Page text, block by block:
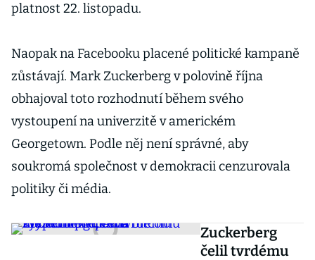
platnost 22. listopadu.
Naopak na Facebooku placené politické kampaně
zůstávají. Mark Zuckerberg v polovině října
obhajoval toto rozhodnutí během svého
vystoupení na univerzitě v americkém
Georgetown. Podle něj není správné, aby
soukromá společnost v demokracii cenzurovala
politiky či média.
Zuckerberg
čelil tvrdému